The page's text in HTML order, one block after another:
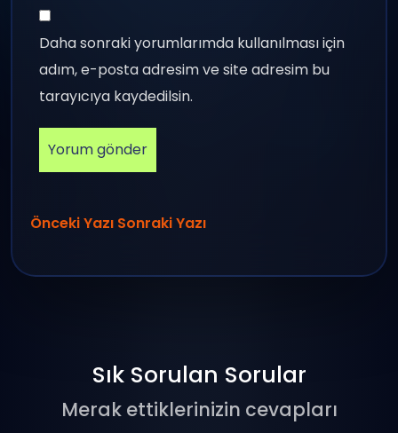
Daha sonraki yorumlarımda kullanılması için
adım, e-posta adresim ve site adresim bu
tarayıcıya kaydedilsin.
Önceki Yazı Sonraki Yazı
Sık Sorulan Sorular
Merak ettiklerinizin cevapları